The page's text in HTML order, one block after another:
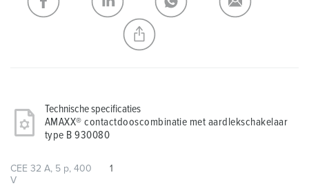
NIEUW LIJST MAKEN
Technische specificaties
AMAXX® contactdooscombinatie met aardlekschakelaar
type B 930080
CEE 32 A, 5 p, 400
V
1